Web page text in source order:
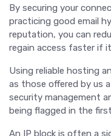
By securing your
practicing good email
reputation, you can
regain access faster if
Using reliable hosting
as those offered by us
security management
being flagged in the